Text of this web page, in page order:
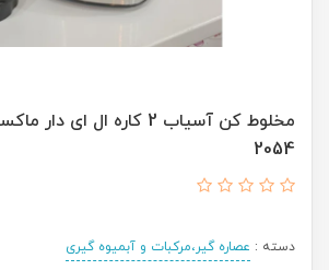
2054
دسته : عصاره گیر،مرکبات و آبمیوه گیری